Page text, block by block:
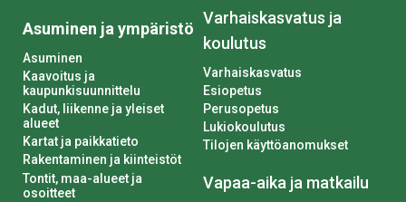
Asuminen ja ympäristö
Asuminen
Kaavoitus ja
kaupunkisuunnittelu
Kadut, liikenne ja yleiset
alueet
Kartat ja paikkatieto
Rakentaminen ja kiinteistöt
Tontit, maa-alueet ja
osoitteet
Varhaiskasvatus ja
koulutus
Varhaiskasvatus
Esiopetus
Perusopetus
Lukiokoulutus
Tilojen käyttöanomukset
Vapaa-aika ja matkailu